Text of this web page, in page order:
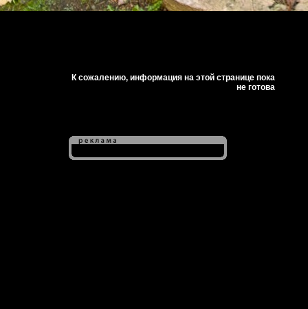
К сожалению, информация на этой странице пока
не готова